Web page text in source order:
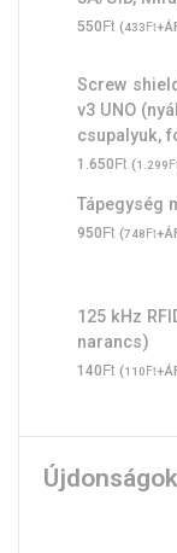
550Ft (433Ft
Screw
v3 UNO
csupalyuk,
1.650Ft (1.299
Tápegység
950Ft (748Ft
125 kHz
narancs)
140Ft (110Ft
Újdonságok